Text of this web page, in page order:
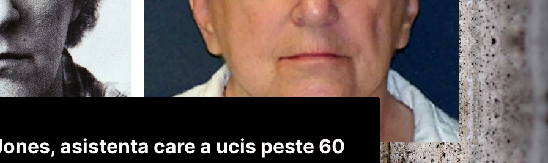
asistenta care a ucis peste 60